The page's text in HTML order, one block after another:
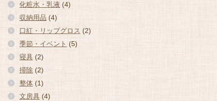
化粧水・乳液 (4)
収納用品 (4)
口紅・リップグロス (2)
季節・イベント (5)
寝具 (2)
掃除 (2)
整体 (1)
文房具 (4)